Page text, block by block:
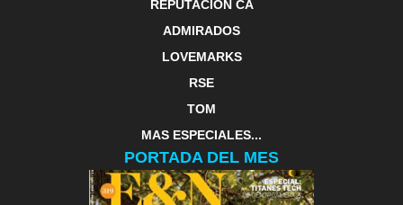
REPUTACIÓN CA
ADMIRADOS
LOVEMARKS
RSE
TOM
MAS ESPECIALES...
PORTADA DEL MES